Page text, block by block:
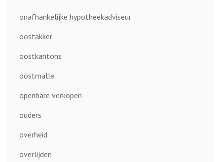
onafhankelijke hypotheekadviseur
oostakker
oostkantons
oostmalle
openbare verkopen
ouders
overheid
overlijden